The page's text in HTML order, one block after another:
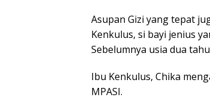
Asupan Gizi yang tepat
Kenkulus, si bayi jenius
Sebelumnya usia dua
Ibu Kenkulus, Chika
MPASI.